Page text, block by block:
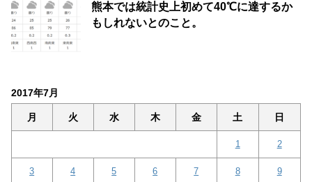
熊本では統計史上初めて40℃に達するか
もしれないとのこと。
2017年7月
月 火 水 木 金 土 日
1 2
3 4 5 6 7 8 9